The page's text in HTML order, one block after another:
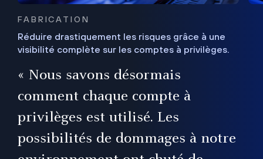
FABRICATION
Réduire drastiquement les risques grâce à une
visibilité complète sur les comptes à privilèges.
« Nous savons désormais
comment chaque compte à
privilèges est utilisé. Les
possibilités de dommages à notre